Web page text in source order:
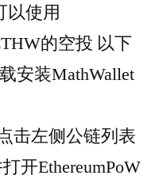
以使用
的空投 以下
安装MathWallet
击左侧公链列表
开EthereumPoW